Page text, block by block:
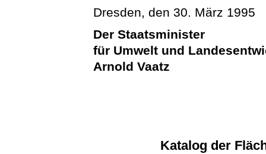
Dresden, den 30. März 1995
Der Staatsminister
für Umwelt und
Arnold Vaatz
Katalog der